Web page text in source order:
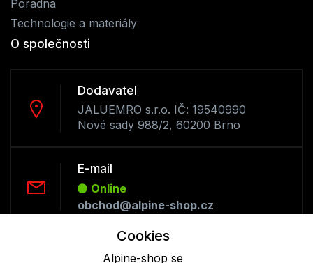
Poradna
Technologie a materiály
O společnosti
Dodavatel
JALUEMRO s.r.o. IČ: 19540990
Nové sady 988/2, 60200 Brno
E-mail
Online
obchod@alpine-shop.cz
Cookies
Alpine-shop se